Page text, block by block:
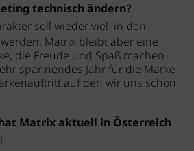
technisch ändern?
soll wieder viel in den
Matrix bleibt aber eine
die Freude und Spaß machen
spannendes Jahr für die Marke
auf den wir uns schon
Matrix aktuell in Österreich